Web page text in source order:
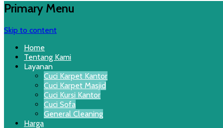
Primary Menu
Skip to content
Home
Tentang Kami
Layanan
Cuci Karpet Kantor
Cuci Karpet Masjid
Cuci Kursi Kantor
Cuci Sofa
General Cleaning
Harga